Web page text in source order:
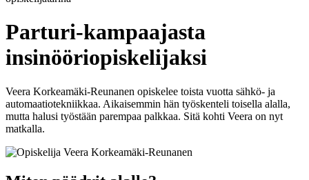
Parturi-kampaajasta
insinööriopiskelijaksi
Veera Korkeamäki-Reunanen opiskelee toista vuotta sähkö- ja
automaatiotekniikkaa. Aikaisemmin hän työskenteli toisella alalla,
mutta halusi työstään parempaa palkkaa. Sitä kohti Veera on nyt
matkalla.